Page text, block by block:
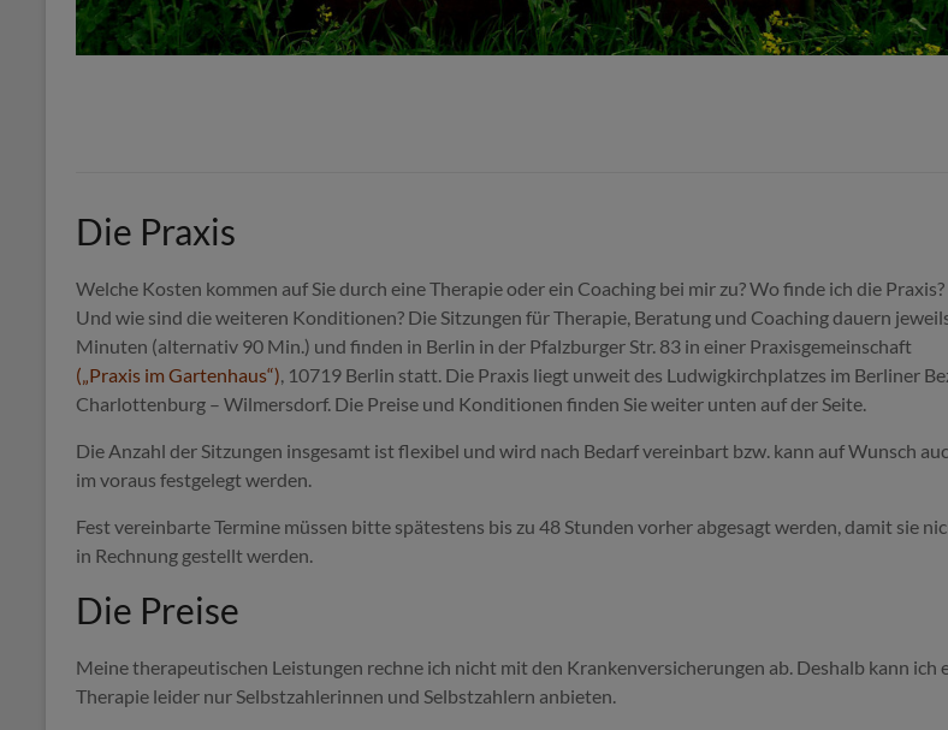
Die Praxis
Welche Kosten kommen auf Sie durch eine Therapie oder ein Coaching bei mir zu? Wo finde ich die Praxis?
Und wie sind die weiteren Konditionen? Die Sitzungen für Therapie, Beratung und Coaching dauern
Minuten (alternativ 90 Min.) und finden in Berlin in der Pfalzburger Str. 83 in einer Praxisgemeinschaft
(„Praxis im Gartenhaus“), 10719 Berlin statt. Die Praxis liegt unweit des Ludwigkirchplatzes im Berliner
Charlottenburg – Wilmersdorf. Die Preise und Konditionen finden Sie weiter unten auf der Seite.
Die Anzahl der Sitzungen insgesamt ist flexibel und wird nach Bedarf vereinbart bzw. kann auf Wunsch
im voraus festgelegt werden.
Fest vereinbarte Termine müssen bitte spätestens bis zu 48 Stunden vorher abgesagt werden, damit sie
in Rechnung gestellt werden.
Die Preise
Meine therapeutischen Leistungen rechne ich nicht mit den Krankenversicherungen ab. Deshalb kann ich
Therapie leider nur Selbstzahlerinnen und Selbstzahlern anbieten.